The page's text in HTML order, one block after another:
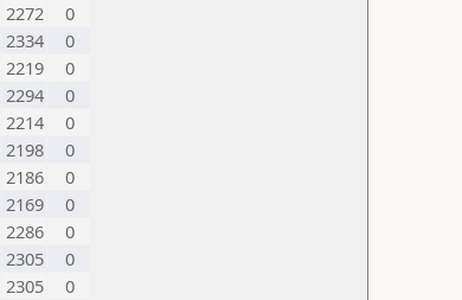
2272
0
2334
0
2219
0
2294
0
2214
0
2198
0
2186
0
2169
0
2286
0
2305
0
2305
0